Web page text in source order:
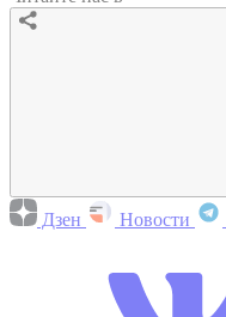
Дзен Новости